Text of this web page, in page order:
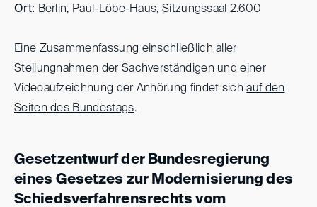
Ort: Berlin, Paul-Löbe-Haus, Sitzungssaal 2.600
Eine Zusammenfassung einschließlich aller
Stellungnahmen der Sachverständigen und einer
Videoaufzeichnung der Anhörung findet sichauf den
Seiten des Bundestags.
Gesetzentwurf der Bundesregierung
eines Gesetzes zur Modernisierung des
Schiedsverfahrensrechts vom